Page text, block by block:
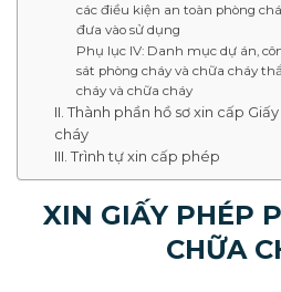
các điều kiện an toàn phòng
đưa vào sử dụng
Phụ lục IV: Danh mục dự án,
sát phòng cháy và chữa cháy
cháy và chữa cháy
II. Thành phần hồ sơ xin cấp
cháy
III. Trình tự xin cấp phép
XIN GIẤY PHÉP
CHỮA